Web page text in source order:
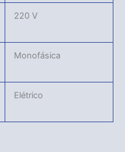
220 V
Monofásica
Elétrico